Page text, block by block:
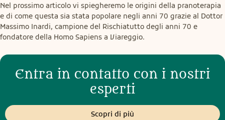
Nel prossimo articolo vi spiegheremo le origini della pranoterapia
e di come questa sia stata popolare negli anni 70 grazie al Dottor
Massimo Inardi, campione del Rischiatutto degli anni 70 e
fondatore della Homo Sapiens a Viareggio.
Entra in contatto con i nostri
esperti
Scopri di più